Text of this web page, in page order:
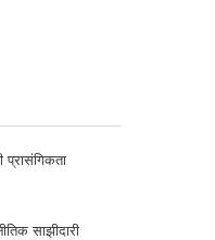
साझीदारी